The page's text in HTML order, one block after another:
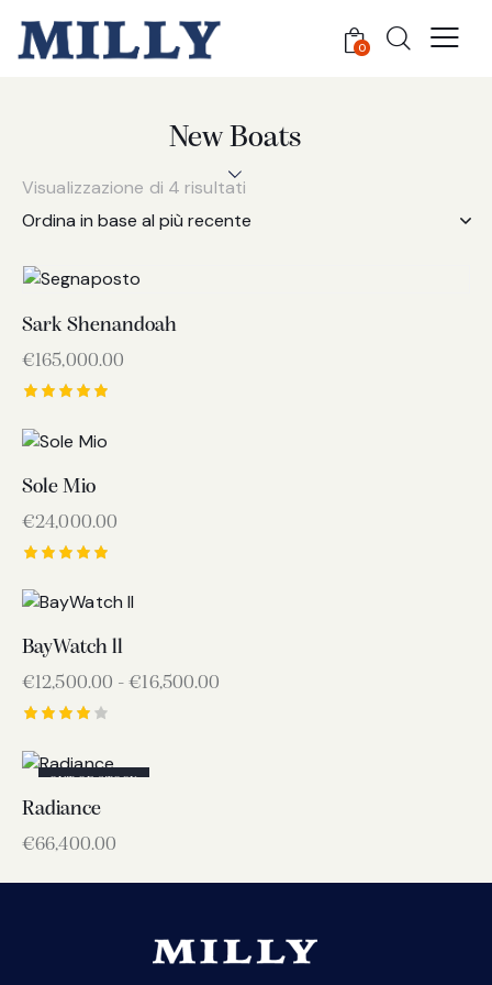
0
New Boats
Visualizzazione di 4 risultati
Sark Shenandoah
€165,000.00
5.00
su 5
Sole Mio
€24,000.00
5.00
su 5
BayWatch ll
€12,500.00 - €16,500.00
4.00
su 5
Radiance
€66,400.00